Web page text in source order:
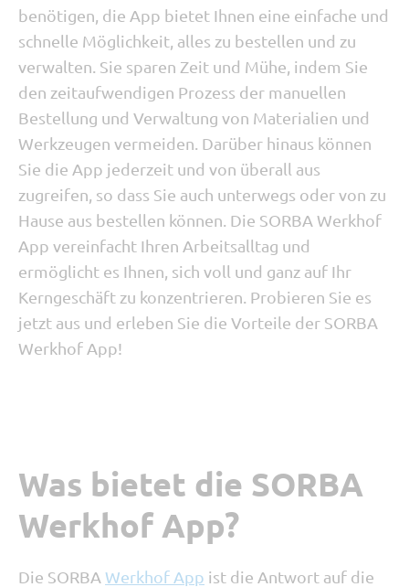
benötigen, die App bietet Ihnen eine einfache und
schnelle Möglichkeit, alles zu bestellen und zu
verwalten. Sie sparen Zeit und Mühe, indem Sie
den zeitaufwendigen Prozess der manuellen
Bestellung und Verwaltung von Materialien und
Werkzeugen vermeiden. Darüber hinaus können
Sie die App jederzeit und von überall aus
zugreifen, so dass Sie auch unterwegs oder von zu
Hause aus bestellen können. Die SORBA Werkhof
App vereinfacht Ihren Arbeitsalltag und
ermöglicht es Ihnen, sich voll und ganz auf Ihr
Kerngeschäft zu konzentrieren. Probieren Sie es
jetzt aus und erleben Sie die Vorteile der SORBA
Werkhof App!
Was bietet die SORBA
Werkhof App?
Die SORBA Werkhof App ist die Antwort auf die